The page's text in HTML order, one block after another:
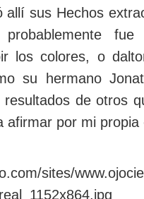
allí sus Hechos
los colores, o
su hermano
de otros
afirmar por mi propia